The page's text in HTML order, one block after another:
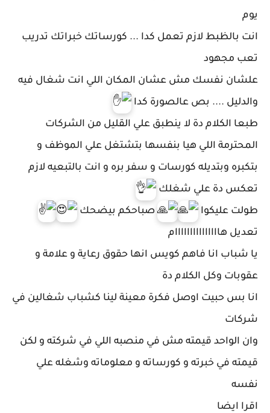
يوم
انت بالظبط لازم تعمل كدا ... كورساتك خبراتك تدريب
تعب مجهود
علشان نفسك مش عشان المكان اللي انت شغال فيه
والدليل .... بص عالصورة كدا
طبعا الكلام دة لا ينطبق علي القليل من الشركات
المحترمة اللي هيا بنفسها بتشتغل علي الموظف و
بتكبره وبتديله كورسات و سفر بره و انت بالتبعيه لازم
تعكس دة علي شغلك
طولت عليكوا
صباحكم بيضحك
تعديل هااااااااااااااام
يا شباب انا فاهم كويس انها حقوق رعاية و علامة و
عقوبات وكل الكلام دة
انا بس حبيت اوصل فكرة معينة لينا كشباب شغالين في
شركات
وان الواحد قيمته مش في منصبه اللي في شركته و لكن
قيمته في خبرته و كورساته و معلوماته وشغله علي
نفسه
اقرا ايضا